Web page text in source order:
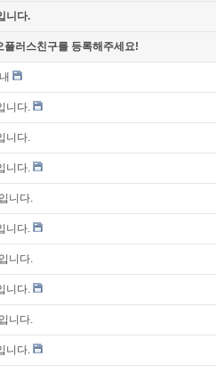
니다.
러스친구를 등록해주세요!
니다.
니다.
니다.
니다.
니다.
니다.
니다.
니다.
니다.